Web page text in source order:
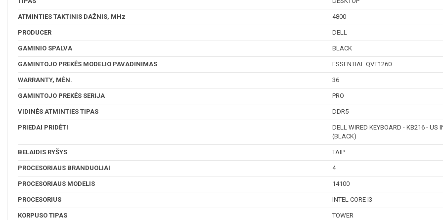
ATMINTIES TAKTINIS DAŽNIS, MHz 4800
PRODUCER DELL
GAMINIO SPALVA BLACK
GAMINTOJO PREKĖS MODELIO PAVADINIMAS ESSENTIAL QVT1260
WARRANTY, MĖN. 36
GAMINTOJO PREKĖS SERIJA PRO
VIDINĖS ATMINTIES TIPAS DDR5
PRIEDAI PRIDĖTI
DELL WIRED KEYBOARD - KB216 - US
(BLACK)
BELAIDIS RYŠYS TAIP
PROCESORIAUS BRANDUOLIAI 4
PROCESORIAUS MODELIS 14100
PROCESORIUS INTEL CORE I3
KORPUSO TIPAS TOWER